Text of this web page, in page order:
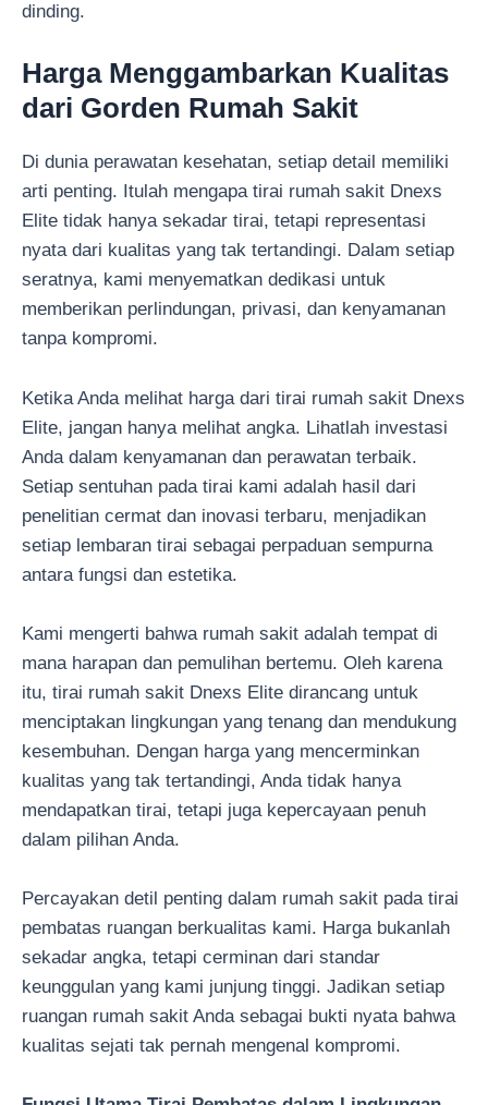
dinding.
Harga Menggambarkan Kualitas
dari Gorden Rumah Sakit
Di dunia perawatan kesehatan, setiap detail memiliki
arti penting. Itulah mengapa tirai rumah sakit Dnexs
Elite tidak hanya sekadar tirai, tetapi representasi
nyata dari kualitas yang tak tertandingi. Dalam setiap
seratnya, kami menyematkan dedikasi untuk
memberikan perlindungan, privasi, dan kenyamanan
tanpa kompromi.
Ketika Anda melihat harga dari tirai rumah sakit Dnexs
Elite, jangan hanya melihat angka. Lihatlah investasi
Anda dalam kenyamanan dan perawatan terbaik.
Setiap sentuhan pada tirai kami adalah hasil dari
penelitian cermat dan inovasi terbaru, menjadikan
setiap lembaran tirai sebagai perpaduan sempurna
antara fungsi dan estetika.
Kami mengerti bahwa rumah sakit adalah tempat di
mana harapan dan pemulihan bertemu. Oleh karena
itu, tirai rumah sakit Dnexs Elite dirancang untuk
menciptakan lingkungan yang tenang dan mendukung
kesembuhan. Dengan harga yang mencerminkan
kualitas yang tak tertandingi, Anda tidak hanya
mendapatkan tirai, tetapi juga kepercayaan penuh
dalam pilihan Anda.
Percayakan detil penting dalam rumah sakit pada tirai
pembatas ruangan berkualitas kami. Harga bukanlah
sekadar angka, tetapi cerminan dari standar
keunggulan yang kami junjung tinggi. Jadikan setiap
ruangan rumah sakit Anda sebagai bukti nyata bahwa
kualitas sejati tak pernah mengenal kompromi.